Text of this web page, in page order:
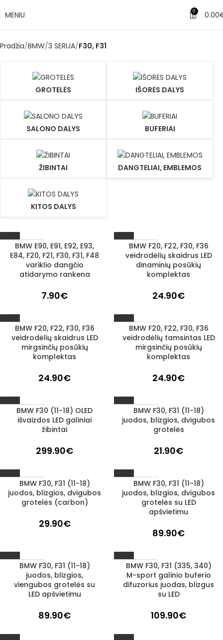
MENIU 0 0.00
Pradžia BMW 3 SERIJA F30, F31
GROTELĖS IŠORĖS DALYS
SALONO DALYS BUFERIAI
ŽIBINTAI DANGTELIAI, EMBLEMOS
KITOS DALYS
1–3 D. D.
BMW E90, E91, E92, E93,
E84, F20, F21, F30, F31, F48
variklio dangčio
atidarymo rankena
7.90€
1–3 D. D.
BMW F20, F22, F30, F36
veidrodėlių skaidrus LED
dinaminių posūkių
komplektas
24.90€
1–3 D. D.
BMW F20, F22, F30, F36
veidrodėlių skaidrus LED
mirgsinčių posūkių
komplektas
24.90€
1–3 D. D.
BMW F20, F22, F30, F36
veidrodėlių tamsintas LED
mirgsinčių posūkių
komplektas
24.90€
1–3 D. D.
BMW F30 (11-18) OLED
išvaizdos LED galiniai
žibintai
299.90€
1–3 D. D.
BMW F30, F31 (11-18)
juodos, blizgios, dvigubos
grotelės
21.90€
1–3 D. D.
BMW F30, F31 (11-18)
juodos, blizgios, dvigubos
grotelės (carbon)
29.90€
1–3 D. D.
BMW F30, F31 (11-18)
juodos, blizgios, dvigubos
grotelės su LED
apšvietimu
89.90€
1–3 D. D.
BMW F30, F31 (11-18)
juodos, blizgios,
viengubos grotelės su
LED apšvietimu
89.90€
1–3 D. D.
BMW F30, F31 (335, 340)
M-sport galinio buferio
difuzorius juodas, blizgus
su LED
109.90€